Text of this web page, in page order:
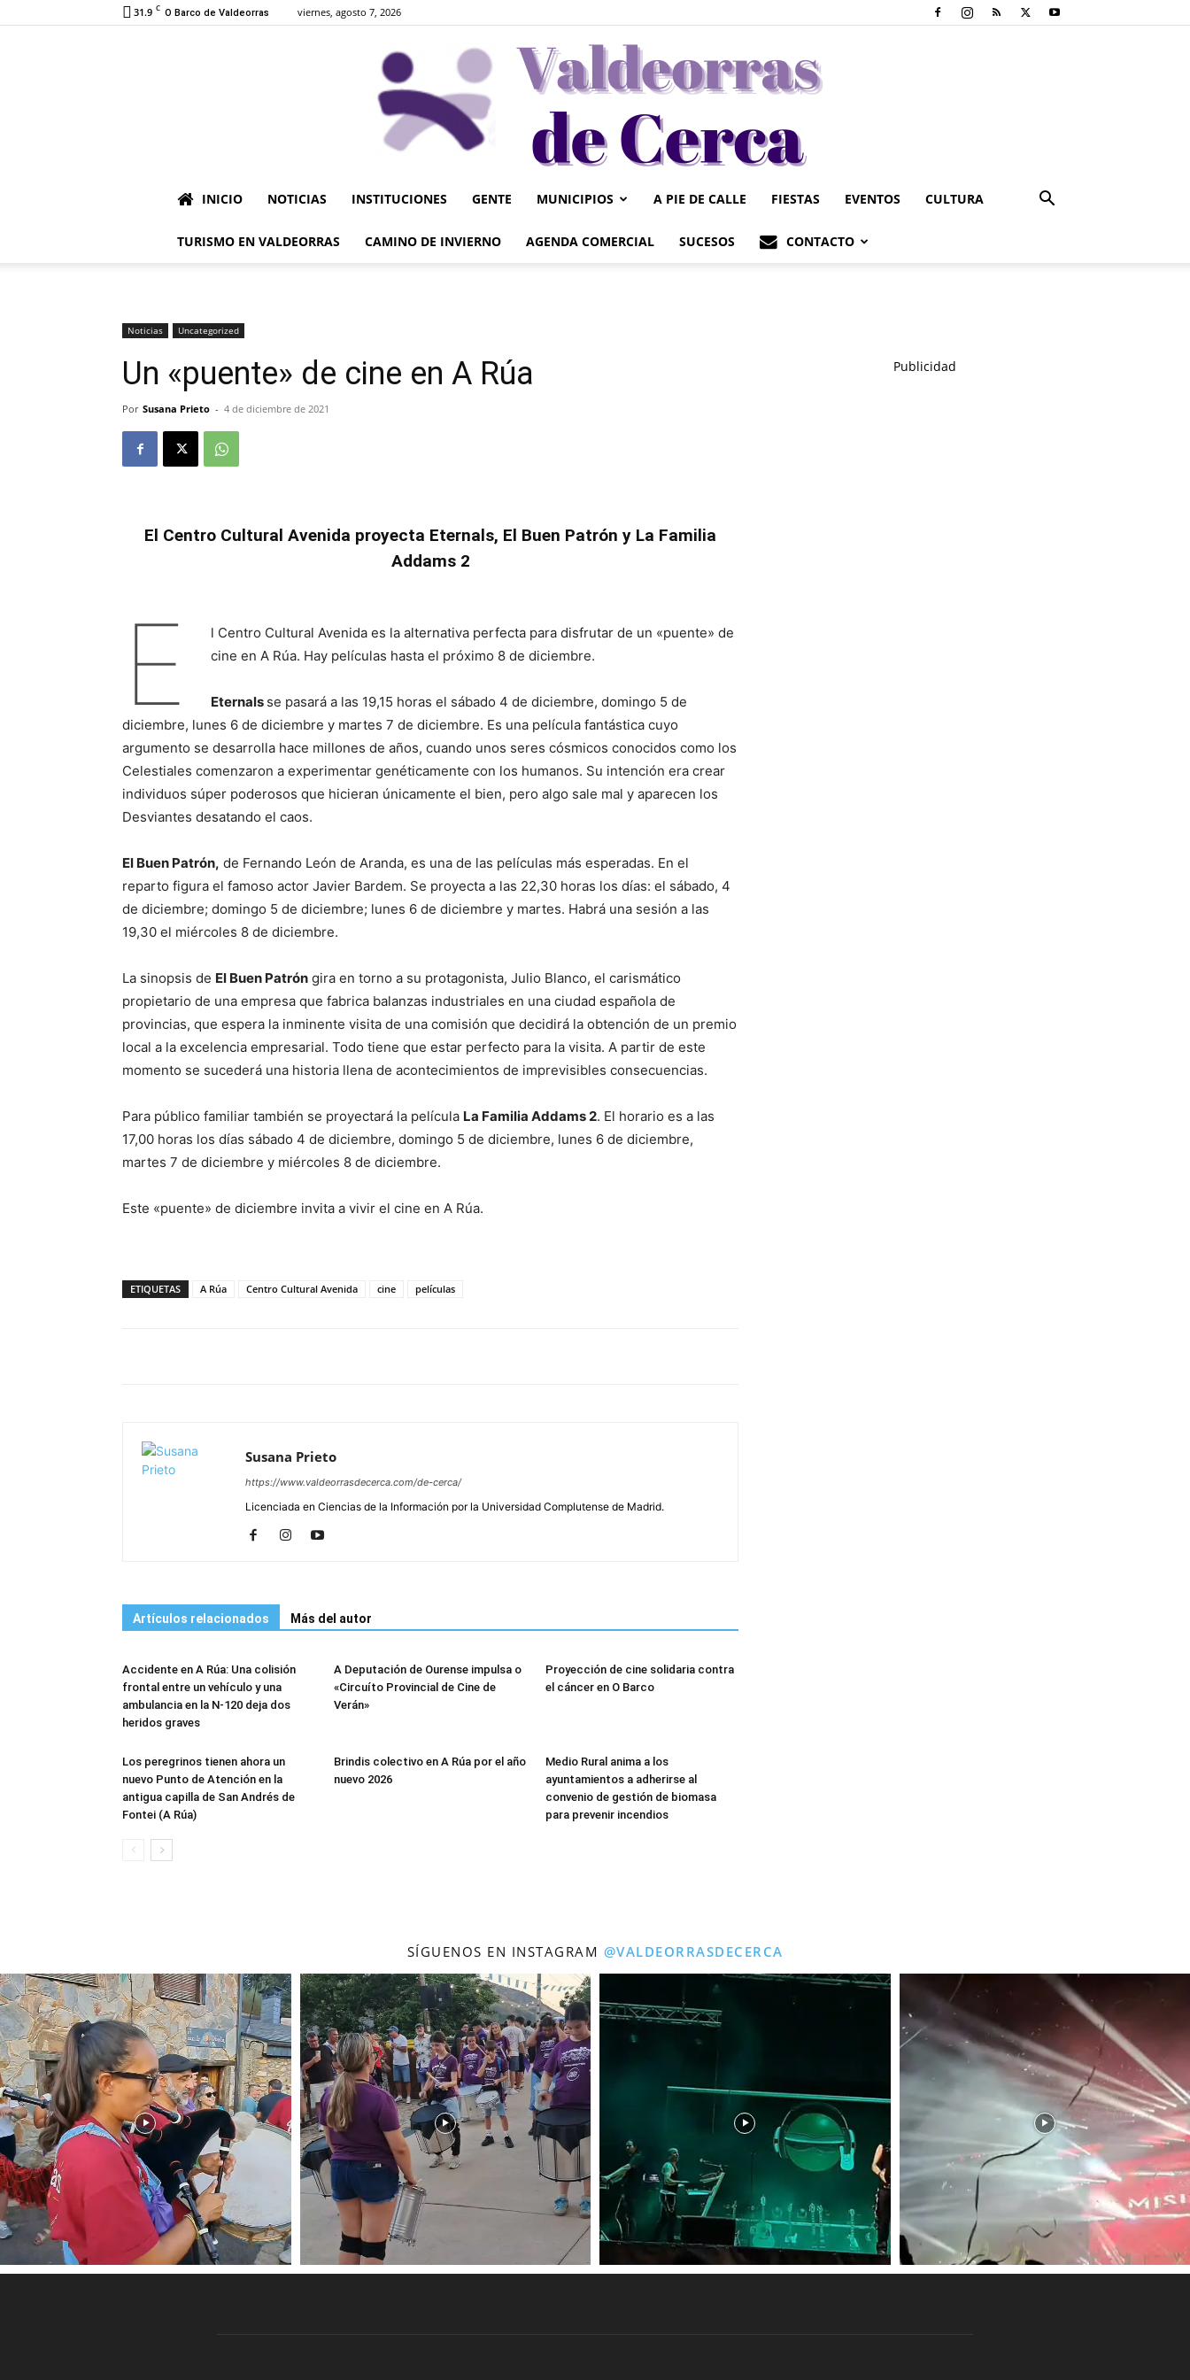
31.9 C O Barco de Valdeorras viernes, agosto 7, 2026
Valdeorrasdecerca
INICIO NOTICIAS INSTITUCIONES GENTE MUNICIPIOS A PIE DE CALLE FIESTAS EVENTOS CULTURA
TURISMO EN VALDEORRAS CAMINO DE INVIERNO AGENDA COMERCIAL SUCESOS CONTACTO
Noticias Uncategorized
Un «puente» de cine en A Rúa
Por Susana Prieto - 4 de diciembre de 2021
El Centro Cultural Avenida proyecta Eternals, El Buen Patrón y La Familia
Addams 2
E
l Centro Cultural Avenida es la alternativa perfecta para disfrutar de un «puente» de
cine en A Rúa. Hay películas hasta el próximo 8 de diciembre.
Eternals se pasará a las 19,15 horas el sábado 4 de diciembre, domingo 5 de
diciembre, lunes 6 de diciembre y martes 7 de diciembre. Es una película fantástica cuyo
argumento se desarrolla hace millones de años, cuando unos seres cósmicos conocidos como los
Celestiales comenzaron a experimentar genéticamente con los humanos. Su intención era crear
individuos súper poderosos que hicieran únicamente el bien, pero algo sale mal y aparecen los
Desviantes desatando el caos.
El Buen Patrón, de Fernando León de Aranda, es una de las películas más esperadas. En el
reparto figura el famoso actor Javier Bardem. Se proyecta a las 22,30 horas los días: el sábado, 4
de diciembre; domingo 5 de diciembre; lunes 6 de diciembre y martes. Habrá una sesión a las
19,30 el miércoles 8 de diciembre.
La sinopsis de El Buen Patrón gira en torno a su protagonista, Julio Blanco, el carismático
propietario de una empresa que fabrica balanzas industriales en una ciudad española de
provincias, que espera la inminente visita de una comisión que decidirá la obtención de un premio
local a la excelencia empresarial. Todo tiene que estar perfecto para la visita. A partir de este
momento se sucederá una historia llena de acontecimientos de imprevisibles consecuencias.
Para público familiar también se proyectará la película La Familia Addams 2. El horario es a las
17,00 horas los días sábado 4 de diciembre, domingo 5 de diciembre, lunes 6 de diciembre,
martes 7 de diciembre y miércoles 8 de diciembre.
Este «puente» de diciembre invita a vivir el cine en A Rúa.
ETIQUETAS A Rúa Centro Cultural Avenida cine películas
Susana Prieto
https://www.valdeorrasdecerca.com/de-cerca/
Licenciada en Ciencias de la Información por la Universidad Complutense de Madrid.
Artículos relacionados Más del autor
Accidente en A Rúa: Una colisión
frontal entre un vehículo y una
ambulancia en la N-120 deja dos
heridos graves
A Deputación de Ourense impulsa o
«Circuíto Provincial de Cine de
Verán»
Proyección de cine solidaria contra
el cáncer en O Barco
Los peregrinos tienen ahora un
nuevo Punto de Atención en la
antigua capilla de San Andrés de
Fontei (A Rúa)
Brindis colectivo en A Rúa por el año
nuevo 2026
Medio Rural anima a los
ayuntamientos a adherirse al
convenio de gestión de biomasa
para prevenir incendios
Publicidad
SÍGUENOS EN INSTAGRAM @VALDEORRASDECERCA